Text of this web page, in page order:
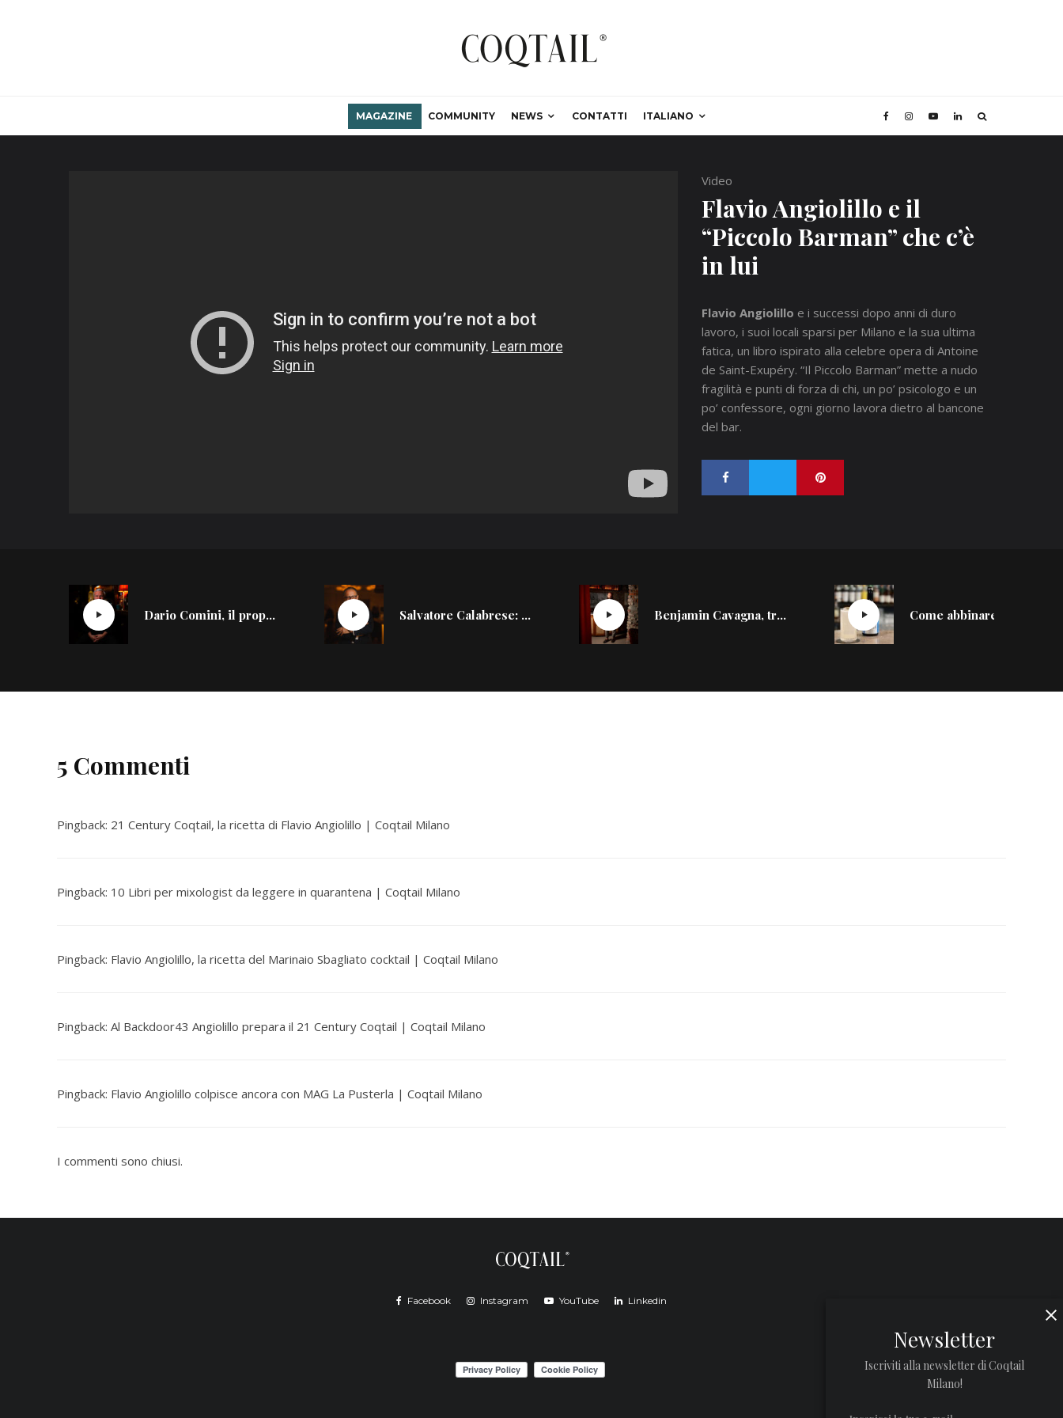
MAGAZINE COMMUNITY NEWS CONTATTI ITALIANO
Video
Flavio Angiolillo e il
“Piccolo Barman” che c’è
in lui
Flavio Angiolillo e i successi dopo anni di duro
lavoro, i suoi locali sparsi per Milano e la sua ultima
fatica, un libro ispirato alla celebre opera di Antoine
de Saint-Exupéry. “Il Piccolo Barman” mette a nudo
fragilità e punti di forza di chi, un po’ psicologo e un
po’ confessore, ogni giorno lavora dietro al bancone
del bar.
Dario Comini, il proprietario del Nottingham Forest di Milano si racconta Salvatore Calabrese: cosa significa davvero essere un grande bartender Benjamin Cavagna, tra cocktail gastronomici e la nuova identità del 1930
5 Commenti
Pingback: 21 Century Coqtail, la ricetta di Flavio Angiolillo | Coqtail Milano
Pingback: 10 Libri per mixologist da leggere in quarantena | Coqtail Milano
Pingback: Flavio Angiolillo, la ricetta del Marinaio Sbagliato cocktail | Coqtail Milano
Pingback: Al Backdoor43 Angiolillo prepara il 21 Century Coqtail | Coqtail Milano
Pingback: Flavio Angiolillo colpisce ancora con MAG La Pusterla | Coqtail Milano
I commenti sono chiusi.
Facebook Instagram YouTube Linkedin
Newsletter
Iscriviti alla newsletter di Coqtail
Milano!